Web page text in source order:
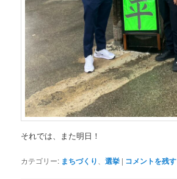
それでは、また明日！
カテゴリー: まちづくり 、選挙 | コメントを残す